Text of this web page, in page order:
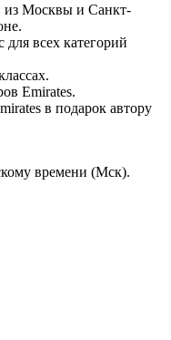
из Москвы и Санкт-
всех категорий
Emirates.
в подарок автору
времени (Мск).